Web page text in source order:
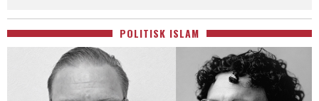
POLITISK ISLAM